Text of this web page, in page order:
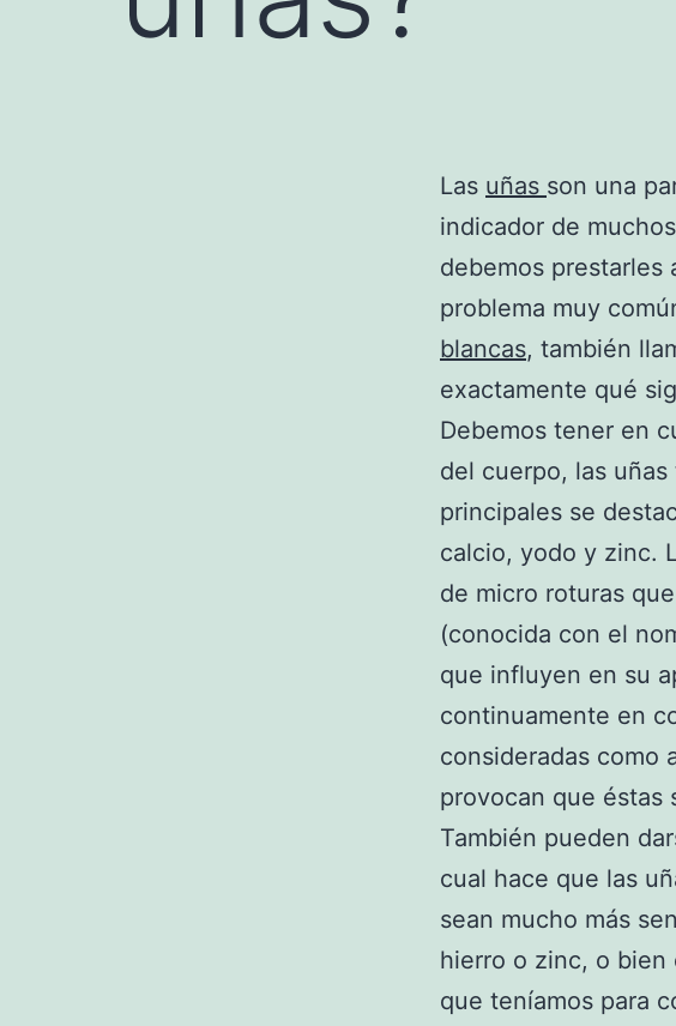
Las uñas son una
indicador de
debemos prestarles
problema muy
blancas, también
exactamente qué
Debemos tener en
del cuerpo, las
principales se
calcio, yodo y zinc.
de micro roturas
(conocida con el
que influyen en su
continuamente en
consideradas como
provocan que éstas
También pueden
cual hace que las
sean mucho más
hierro o zinc, o bien
que teníamos para